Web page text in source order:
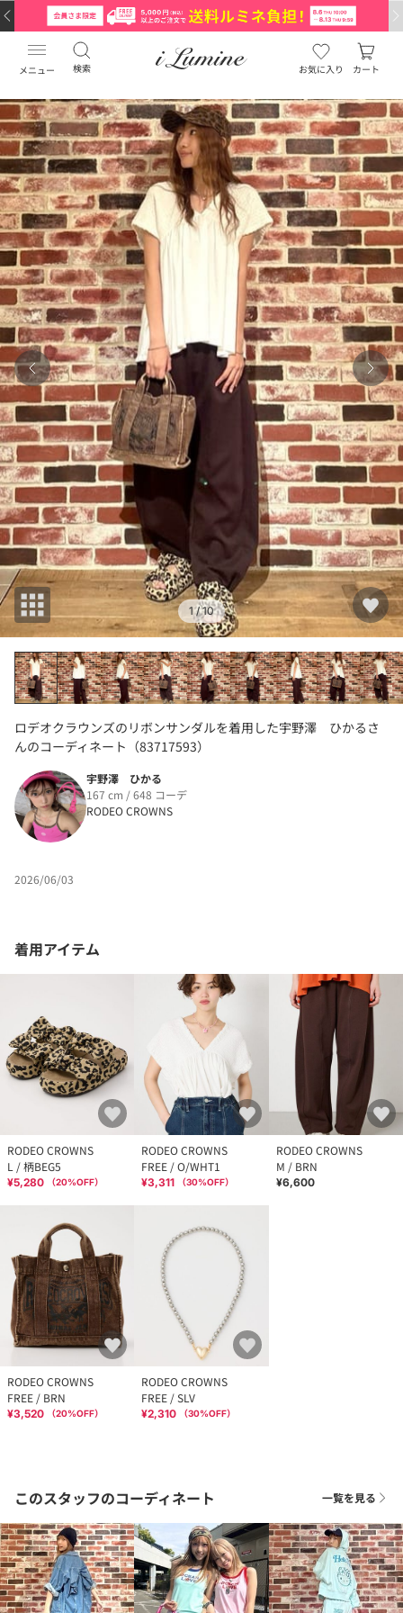
メニュー 検索 お気に入り カート
1/ 10
ロデオクラウンズのリボンサンダルを着用した宇野澤 ひかるさ
んのコーディネート（83717593）
宇野澤 ひかる
167 cm / 648 コーデ
RODEO CROWNS
2026/06/03
着用アイテム
RODEO CROWNS
L / 柄BEG5
¥5,280 （20%OFF）
RODEO CROWNS
FREE / O/WHT1
¥3,311 （30%OFF）
RODEO CROWNS
M / BRN
¥6,600
RODEO CROWNS
FREE / BRN
¥3,520 （20%OFF）
RODEO CROWNS
FREE / SLV
¥2,310 （30%OFF）
このスタッフのコーディネート 一覧を見る